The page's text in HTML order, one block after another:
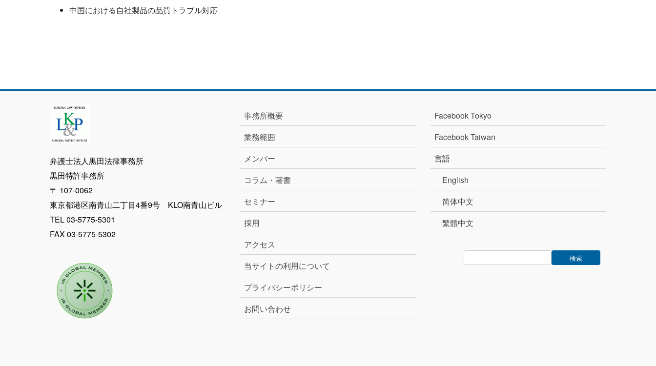
中国における自社製品の品質トラブル対応
弁護士法人黒田法律事務所
黒田特許事務所
〒 107-0062
東京都港区南青山二丁目4番9号 KLO南青山ビル
TEL 03-5775-5301
FAX 03-5775-5302
事務所概要
業務範囲
メンバー
コラム・著書
セミナー
採用
アクセス
当サイトの利用について
プライバシーポリシー
お問い合わせ
Facebook Tokyo
Facebook Taiwan
言語
English
简体中文
繁體中文